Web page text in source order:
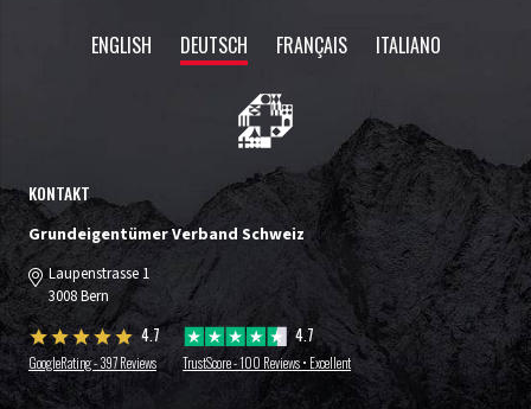
ENGLISH DEUTSCH FRANÇAIS ITALIANO
KONTAKT
Grundeigentümer Verband Schweiz
Laupenstrasse 1
3008 Bern
4.7
GoogleRating - 397 Reviews
4.7
TrustScore - 100 Reviews • Excellent